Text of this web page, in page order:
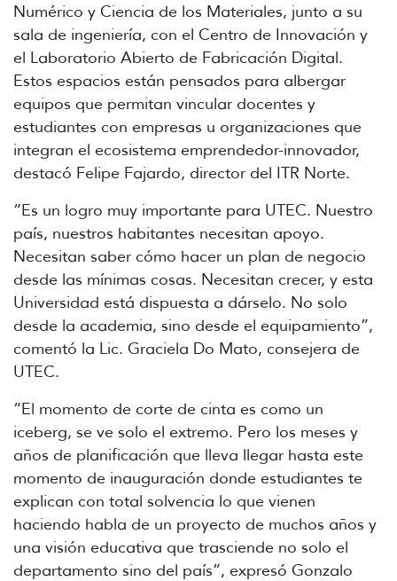
Numérico y Ciencia de los Materiales, junto a su
sala de ingeniería, con el Centro de Innovación y
el Laboratorio Abierto de Fabricación Digital.
Estos espacios están pensados para albergar
equipos que permitan vincular docentes y
estudiantes con empresas u organizaciones que
integran el ecosistema emprendedor-innovador,
destacó Felipe Fajardo, director del ITR Norte.
“Es un logro muy importante para UTEC. Nuestro
país, nuestros habitantes necesitan apoyo.
Necesitan saber cómo hacer un plan de negocio
desde las mínimas cosas. Necesitan crecer, y esta
Universidad está dispuesta a dárselo. No solo
desde la academia, sino desde el equipamiento”,
comentó la Lic. Graciela Do Mato, consejera de
UTEC.
“El momento de corte de cinta es como un
iceberg, se ve solo el extremo. Pero los meses y
años de planificación que lleva llegar hasta este
momento de inauguración donde estudiantes te
explican con total solvencia lo que vienen
haciendo habla de un proyecto de muchos años y
una visión educativa que trasciende no solo el
departamento sino del país”, expresó Gonzalo